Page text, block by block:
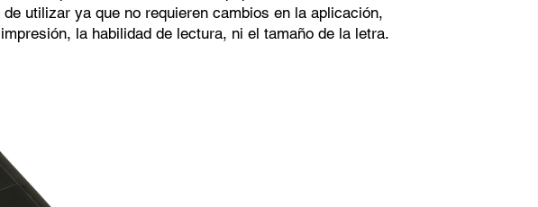
utilizar ya que no requieren cambios en la aplicación,
la habilidad de lectura, ni el tamaño de la letra.